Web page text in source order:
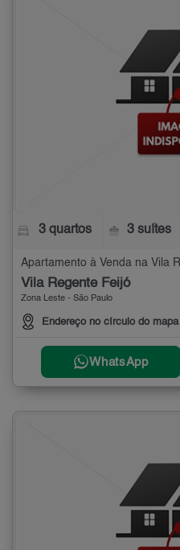
3 quartos 3 suítes
Vila Regente Feijó
Zona Leste - São Paulo
Endereço no círculo do mapa
WhatsApp